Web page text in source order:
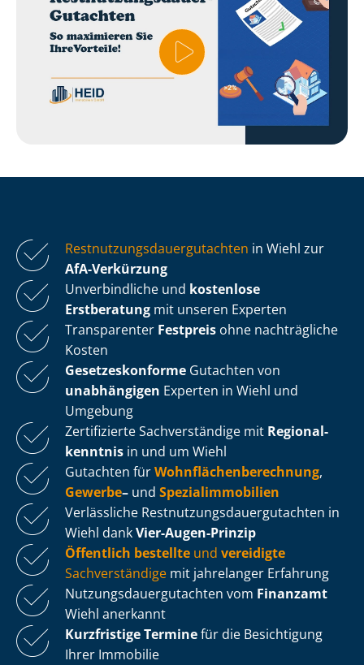
Rest­nut­zungs­dau­er­gut­ach­ten in Wiehl zur
AfA-Verkürzung
Unverbindliche und kostenlose
Erstberatung mit unseren Experten
Transparenter Festpreis ohne nachträgliche
Kosten
Ge­set­zes­kon­for­me Gutachten von
unabhängigen Experten in Wiehl und
Umgebung
Zertifizierte Sachverständige mit Re­gio­nal­
kennt­nis in und um Wiehl
Gutachten fürWohn­flä­chen­be­rech­nung,
Gewerbe– und Spe­zi­al­im­mo­bi­li­en
Verlässliche Rest­nut­zungs­dau­er­gut­ach­ten in
Wiehl dankVier-Augen-Prinzip
Öffentlich bestellte und vereidigte
Sachverständige mit jahrelanger Erfahrung
Nut­zungs­dau­er­gut­ach­ten vom Finanzamt
Wiehl anerkannt
Kurzfristige Terminefür die Besichtigung
Ihrer Immobilie